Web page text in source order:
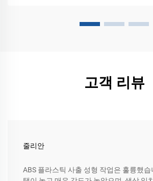
고객 리뷰
줄리안
ABS 플라스틱 사출 성형 작업은 훌륭했